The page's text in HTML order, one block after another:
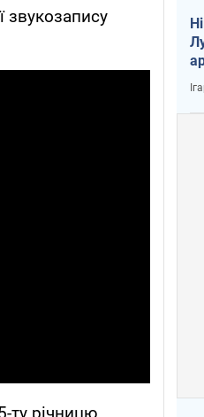
звукозапису